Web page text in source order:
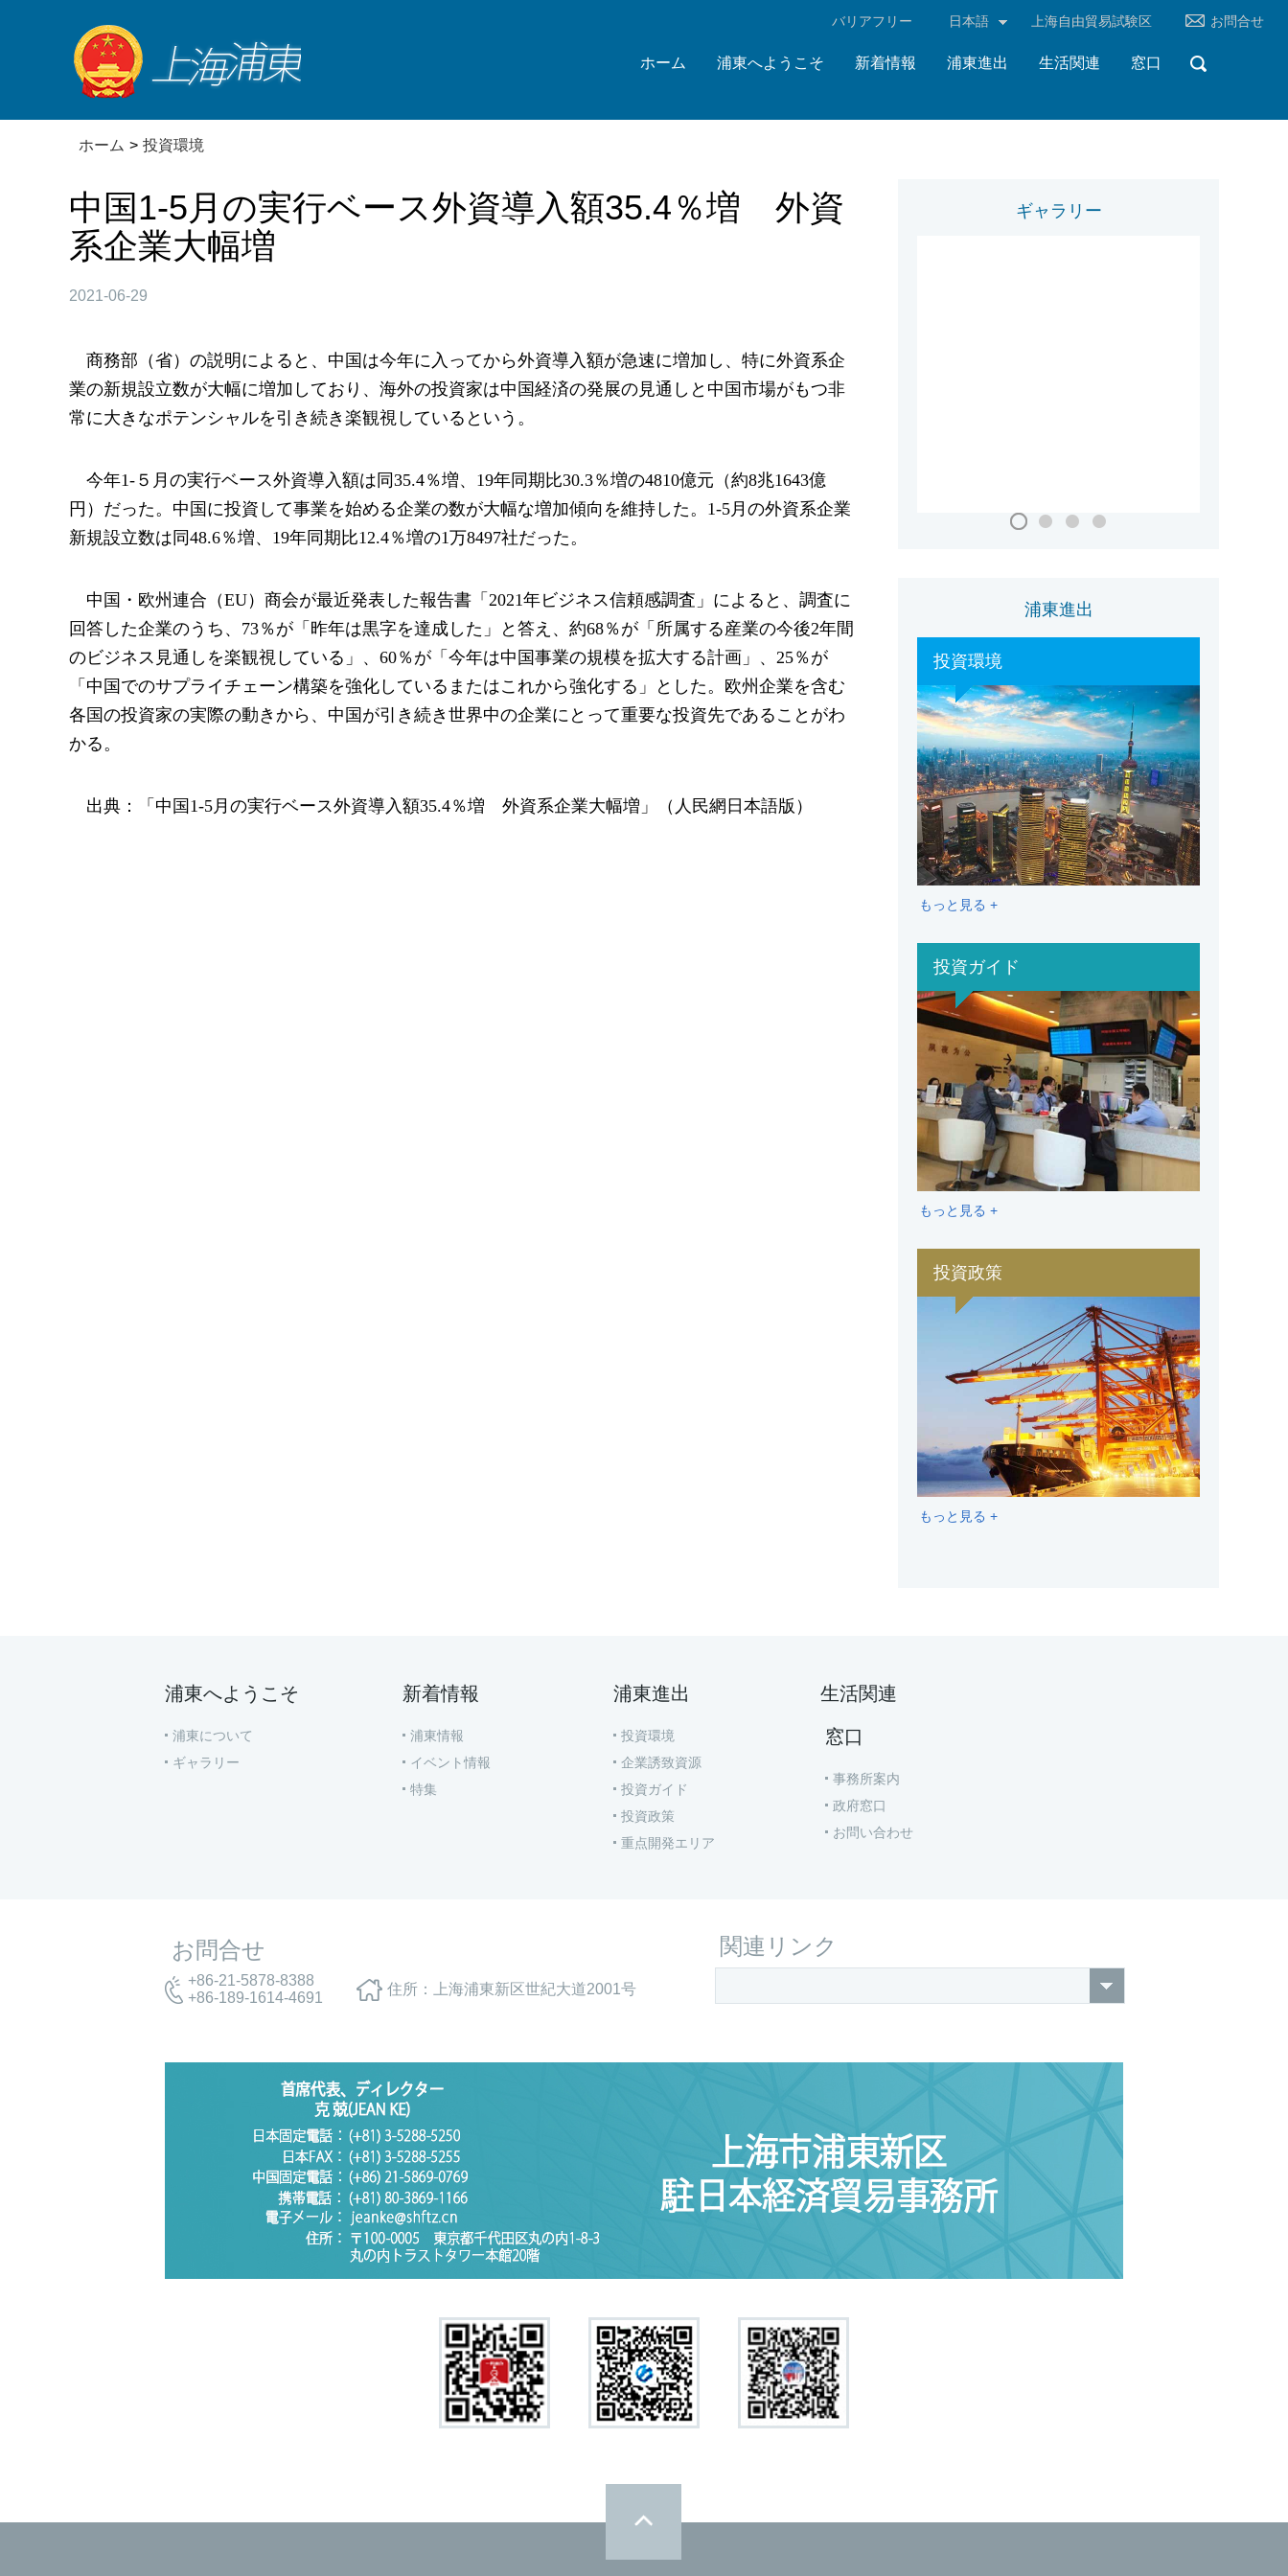
‌バリアフリー 日本語 上海自由貿易試験区 お問合せ
ホーム 浦東へようこそ 新着情報 浦東進出 生活関連 窓口
ホーム > 投資環境
中国1-5月の実行ベース外資導入額35.4％増 外資
系企業大幅増
2021-06-29
商務部（省）の説明によると、中国は今年に入ってから外資導入額が急速に増加し、特に外資系企
業の新規設立数が大幅に増加しており、海外の投資家は中国経済の発展の見通しと中国市場がもつ非
常に大きなポテンシャルを引き続き楽観視しているという。
今年1-５月の実行ベース外資導入額は同35.4％増、19年同期比30.3％増の4810億元（約8兆1643億
円）だった。中国に投資して事業を始める企業の数が大幅な増加傾向を維持した。1-5月の外資系企業
新規設立数は同48.6％増、19年同期比12.4％増の1万8497社だった。
中国・欧州連合（EU）商会が最近発表した報告書「2021年ビジネス信頼感調査」によると、調査に
回答した企業のうち、73％が「昨年は黒字を達成した」と答え、約68％が「所属する産業の今後2年間
のビジネス見通しを楽観視している」、60％が「今年は中国事業の規模を拡大する計画」、25％が
「中国でのサプライチェーン構築を強化しているまたはこれから強化する」とした。欧州企業を含む
各国の投資家の実際の動きから、中国が引き続き世界中の企業にとって重要な投資先であることがわ
かる。
出典：「中国1-5月の実行ベース外資導入額35.4％増 外資系企業大幅増」（人民網日本語版）
ギャラリー
浦東進出
投資環境
もっと見る +
投資ガイド
もっと見る +
投資政策
もっと見る +
浦東へようこそ
浦東について
ギャラリー
新着情報
浦東情報
イベント情報
特集
浦東進出
投資環境
企業誘致資源
投資ガイド
投資政策
重点開発エリア
生活関連
窓口
事務所案内
政府窓口
お問い合わせ
お問合せ
+86-21-5878-8388
+86-189-1614-4691
住所：上海浦東新区世紀大道2001号
関連リンク